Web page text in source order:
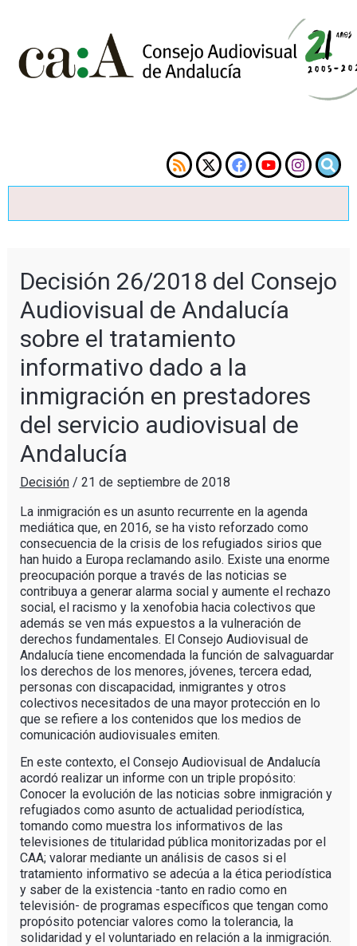
Decisión 26/2018 del Consejo
Audiovisual de Andalucía
sobre el tratamiento
informativo dado a la
inmigración en prestadores
del servicio audiovisual de
Andalucía
Decisión/ 21 de septiembre de 2018
La inmigración es un asunto recurrente en la agenda
mediática que, en 2016, se ha visto reforzado como
consecuencia de la crisis de los refugiados sirios que
han huido a Europa reclamando asilo. Existe una enorme
preocupación porque a través de las noticias se
contribuya a generar alarma social y aumente el rechazo
social, el racismo y la xenofobia hacia colectivos que
además se ven más expuestos a la vulneración de
derechos fundamentales. El Consejo Audiovisual de
Andalucía tiene encomendada la función de salvaguardar
los derechos de los menores, jóvenes, tercera edad,
personas con discapacidad, inmigrantes y otros
colectivos necesitados de una mayor protección en lo
que se refiere a los contenidos que los medios de
comunicación audiovisuales emiten.
En este contexto, el Consejo Audiovisual de Andalucía
acordó realizar un informe con un triple propósito:
Conocer la evolución de las noticias sobre inmigración y
refugiados como asunto de actualidad periodística,
tomando como muestra los informativos de las
televisiones de titularidad pública monitorizadas por el
CAA; valorar mediante un análisis de casos si el
tratamiento informativo se adecúa a la ética periodística
y saber de la existencia -tanto en radio como en
televisión- de programas específicos que tengan como
propósito potenciar valores como la tolerancia, la
solidaridad y el voluntariado en relación a la inmigración.